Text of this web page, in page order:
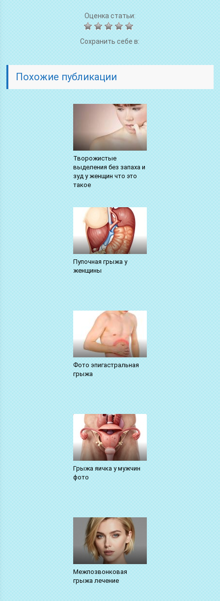
Оценка статьи:
Сохранить себе в:
Похожие публикации
Творожистые
выделения без запаха и
зуд у женщин что это
такое
Пупочная грыжа у
женщины
Фото эпигастральная
грыжа
Грыжа яичка у мужчин
фото
Межпозвонковая
грыжа лечение